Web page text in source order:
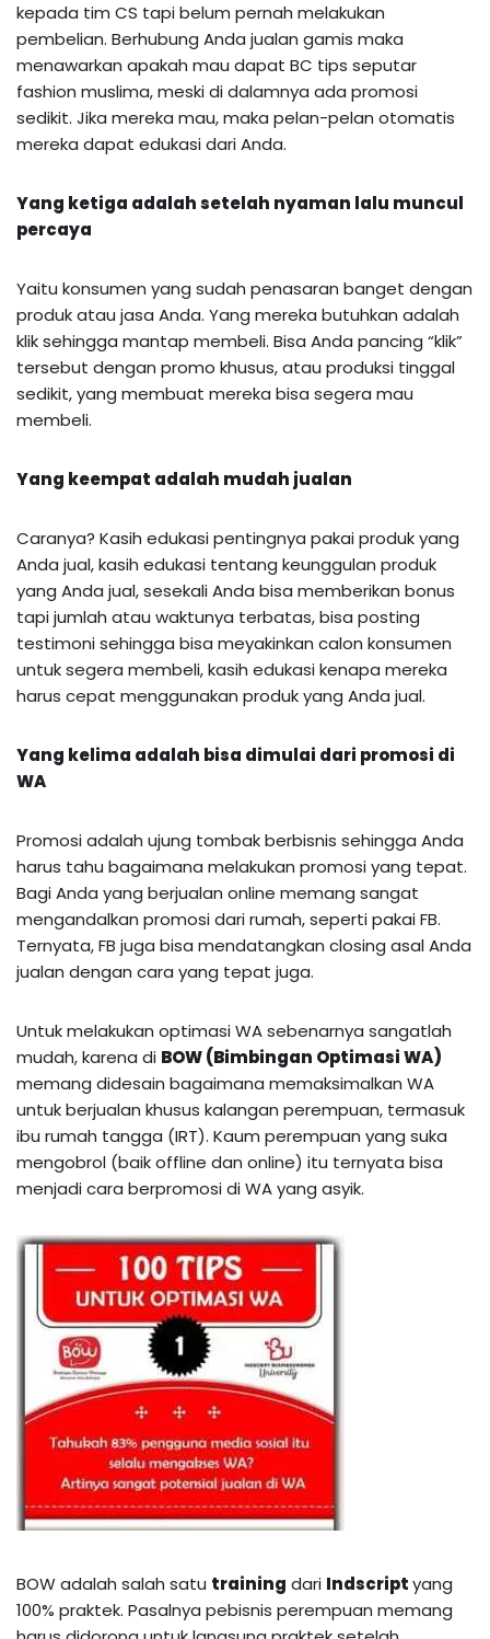
kepada tim CS tapi belum pernah melakukan
pembelian. Berhubung Anda jualan gamis maka
menawarkan apakah mau dapat BC tips seputar
fashion muslima, meski di dalamnya ada promosi
sedikit. Jika mereka mau, maka pelan-pelan otomatis
mereka dapat edukasi dari Anda.
Yang ketiga adalah setelah nyaman lalu muncul
percaya
Yaitu konsumen yang sudah penasaran banget dengan
produk atau jasa Anda. Yang mereka butuhkan adalah
klik sehingga mantap membeli. Bisa Anda pancing “klik”
tersebut dengan promo khusus, atau produksi tinggal
sedikit, yang membuat mereka bisa segera mau
membeli.
Yang keempat adalah mudah jualan
Caranya? Kasih edukasi pentingnya pakai produk yang
Anda jual, kasih edukasi tentang keunggulan produk
yang Anda jual, sesekali Anda bisa memberikan bonus
tapi jumlah atau waktunya terbatas, bisa posting
testimoni sehingga bisa meyakinkan calon konsumen
untuk segera membeli, kasih edukasi kenapa mereka
harus cepat menggunakan produk yang Anda jual.
Yang kelima adalah bisa dimulai dari promosi di
WA
Promosi adalah ujung tombak berbisnis sehingga Anda
harus tahu bagaimana melakukan promosi yang tepat.
Bagi Anda yang berjualan online memang sangat
mengandalkan promosi dari rumah, seperti pakai FB.
Ternyata, FB juga bisa mendatangkan closing asal Anda
jualan dengan cara yang tepat juga.
Untuk melakukan optimasi WA sebenarnya sangatlah
mudah, karena di BOW (Bimbingan Optimasi WA)
memang didesain bagaimana memaksimalkan WA
untuk berjualan khusus kalangan perempuan, termasuk
ibu rumah tangga (IRT). Kaum perempuan yang suka
mengobrol (baik offline dan online) itu ternyata bisa
menjadi cara berpromosi di WA yang asyik.
BOW adalah salah satu training dari Indscriptyang
100% praktek. Pasalnya pebisnis perempuan memang